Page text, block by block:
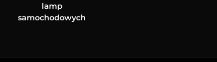
lamp
samochodowych